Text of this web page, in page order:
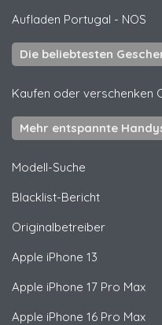
Aufladen Portugal - NOS
Die beliebtesten
Kaufen oder verschenken
Mehr entspannte
Modell-Suche
Blacklist-Bericht
Originalbetreiber
Apple iPhone 13
Apple iPhone 17 Pro Max
Apple iPhone 16 Pro Max